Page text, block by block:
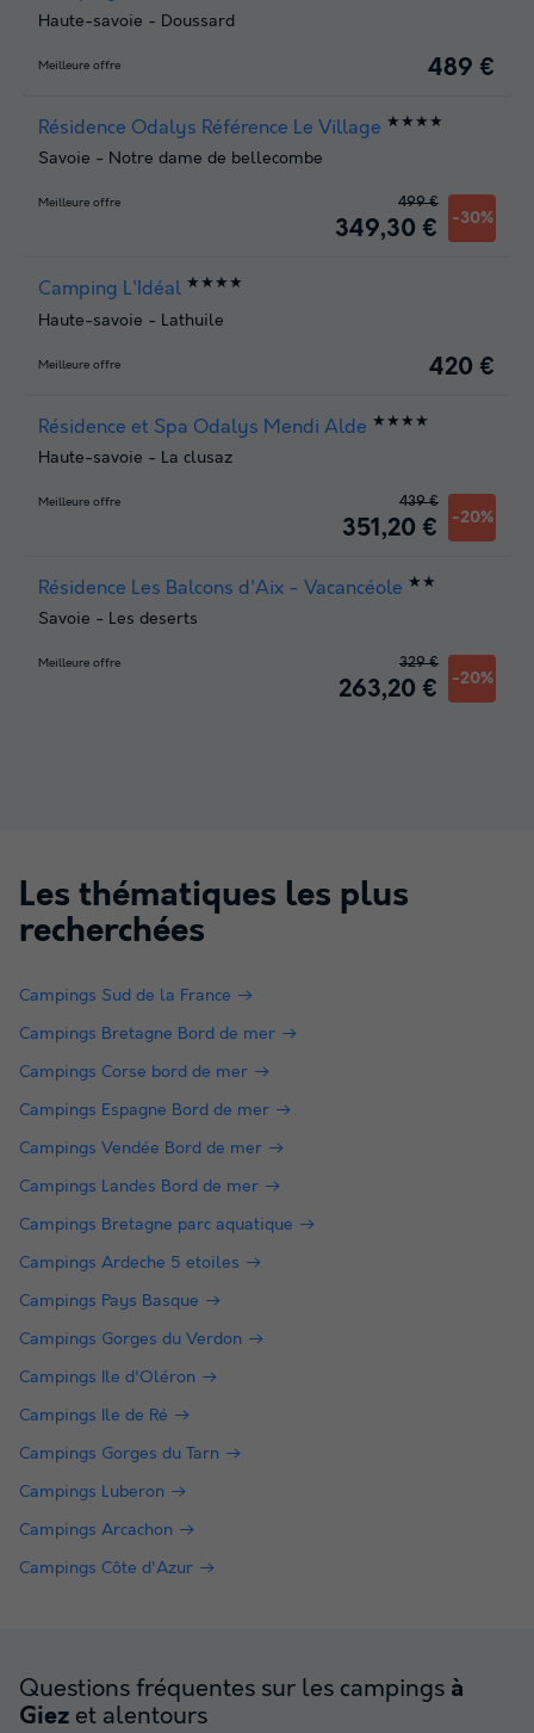
Haute-savoie - Doussard
Meilleure offre 489 €
Résidence Odalys Référence Le Village ★★★★
Savoie - Notre dame de bellecombe
Meilleure offre
349,30 € -30%
499 €
Camping L'Idéal ★★★★
Haute-savoie - Lathuile
Meilleure offre 420 €
Résidence et Spa Odalys Mendi Alde ★★★★
Haute-savoie - La clusaz
Meilleure offre
351,20 € -20%
439 €
Résidence Les Balcons d'Aix - Vacancéole ★★
Savoie - Les deserts
Meilleure offre
263,20 € -20%
329 €
Les thématiques les plus
recherchées
Campings Sud de la France
Campings Bretagne Bord de mer
Campings Corse bord de mer
Campings Espagne Bord de mer
Campings Vendée Bord de mer
Campings Landes Bord de mer
Campings Bretagne parc aquatique
Campings Ardeche 5 etoiles
Campings Pays Basque
Campings Gorges du Verdon
Campings Ile d'Oléron
Campings Ile de Ré
Campings Gorges du Tarn
Campings Luberon
Campings Arcachon
Campings Côte d'Azur
Questions fréquentes sur les campings à
Giez et alentours